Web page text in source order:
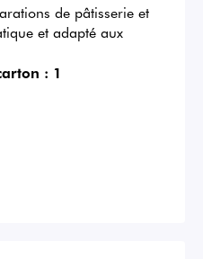
de pâtisserie et
et adapté aux
: 1